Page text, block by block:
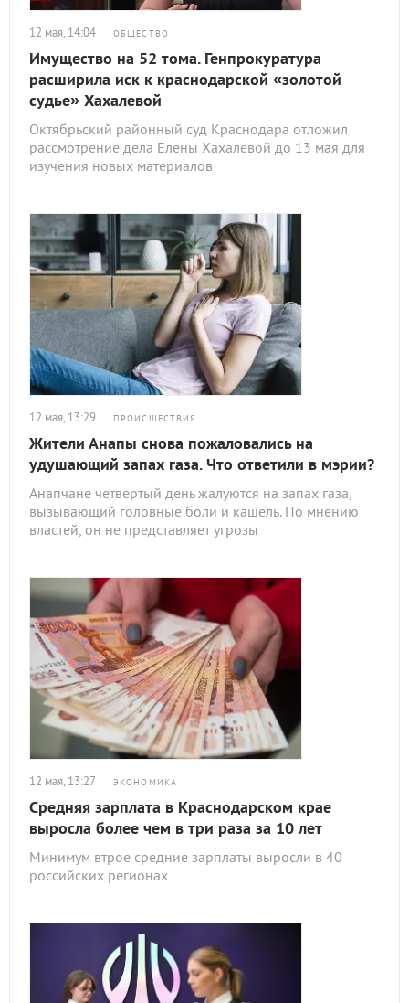
12 мая, 14:04 ОБЩЕСТВО
Имущество на 52 тома. Генпрокуратура
расширила иск к краснодарской «золотой
судье» Хахалевой
Октябрьский районный суд Краснодара отложил
рассмотрение дела Елены Хахалевой до 13 мая для
изучения новых материалов
12 мая, 13:29 ПРОИСШЕСТВИЯ
Жители Анапы снова пожаловались на
удушающий запах газа. Что ответили в мэрии?
Анапчане четвертый день жалуются на запах газа,
вызывающий головные боли и кашель. По мнению
властей, он не представляет угрозы
12 мая, 13:27 ЭКОНОМИКА
Средняя зарплата в Краснодарском крае
выросла более чем в три раза за 10 лет
Минимум втрое средние зарплаты выросли в 40
российских регионах